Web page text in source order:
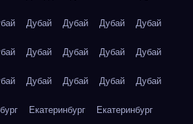
Дубай Дубай Дубай Дубай
Дубай Дубай Дубай Дубай
Дубай Дубай Дубай Дубай
Екатеринбург Екатеринбург